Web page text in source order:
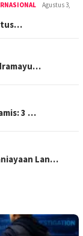
Agustus 3,
3 …
Lan…